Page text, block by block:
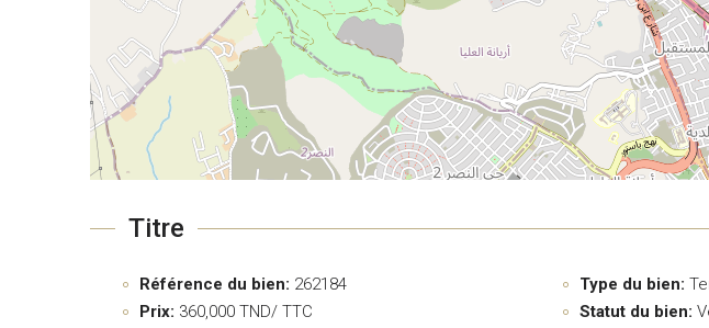
Titre
Référence du bien: 262184
Prix: 360,000 TND/ TTC
Type du bien:
Statut du bien: